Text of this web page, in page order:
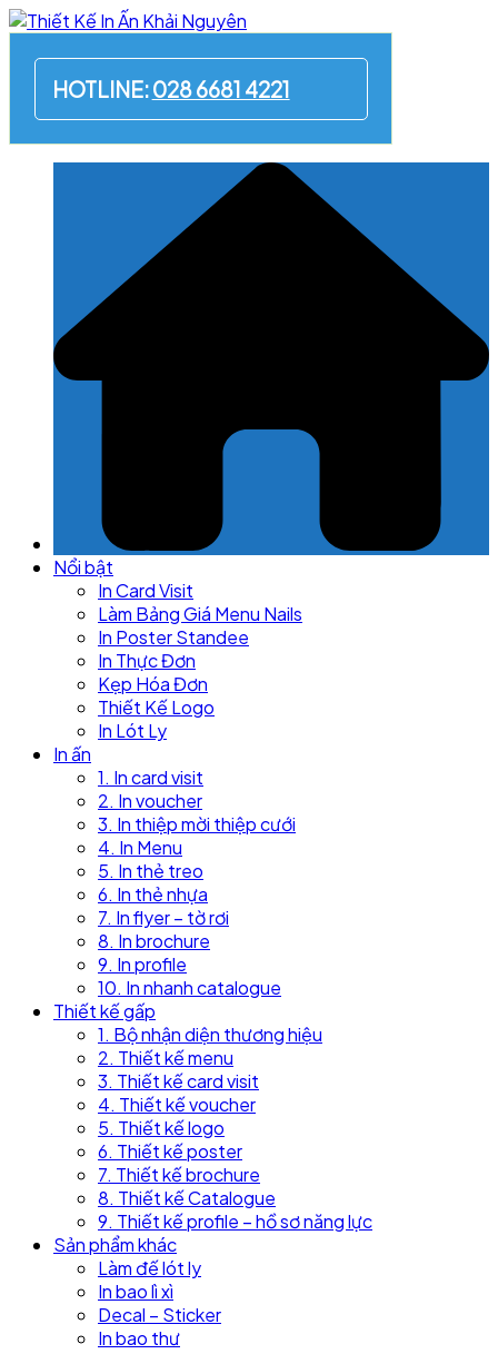
Skip
content
HOTLINE:028 6681 4221
Nổi bật
In Card Visit
Làm Bảng Giá Menu Nails
In Poster Standee
In Thực Đơn
Kẹp Hóa Đơn
Thiết Kế Logo
In Lót Ly
In ấn
1. In card visit
2. In voucher
3. In thiệp mời thiệp cưới
4. In Menu
5. In thẻ treo
6. In thẻ nhựa
7. In flyer – tờ rơi
8. In brochure
9. In profile
10. In nhanh catalogue
Thiết kế gấp
1. Bộ nhận diện thương hiệu
2. Thiết kế menu
3. Thiết kế card visit
4. Thiết kế voucher
5. Thiết kế logo
6. Thiết kế poster
7. Thiết kế brochure
8. Thiết kế Catalogue
9. Thiết kế profile – hồ sơ năng lực
Sản phẩm khác
Làm đế lót ly
In bao lì xì
Decal – Sticker
In bao thư